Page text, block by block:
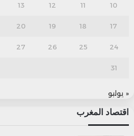
10
11
12
13
17
18
19
20
24
25
26
27
31
« يوليو
اقتصاد المغرب